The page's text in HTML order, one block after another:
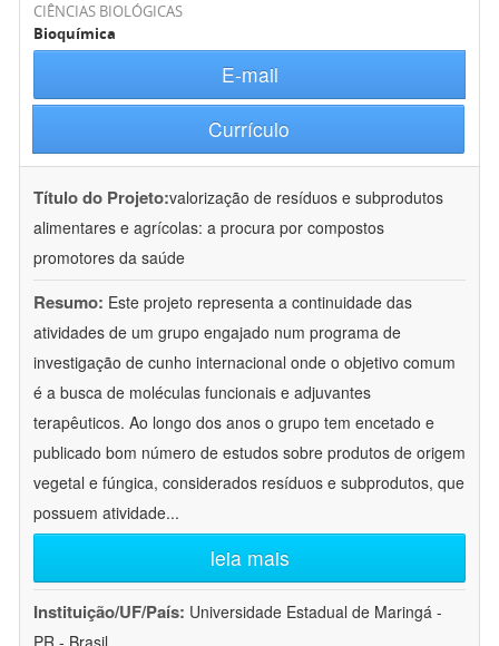
CIÊNCIAS BIOLÓGICAS
Bioquímica
E-mail
Currículo
Título do Projeto:valorização de resíduos e subprodutos
alimentares e agrícolas: a procura por compostos
promotores da saúde
Resumo: Este projeto representa a continuidade das
atividades de um grupo engajado num programa de
investigação de cunho internacional onde o objetivo comum
é a busca de moléculas funcionais e adjuvantes
terapêuticos. Ao longo dos anos o grupo tem encetado e
publicado bom número de estudos sobre produtos de origem
vegetal e fúngica, considerados resíduos e subprodutos, que
possuem atividade...
leia mais
Instituição/UF/País: Universidade Estadual de Maringá -